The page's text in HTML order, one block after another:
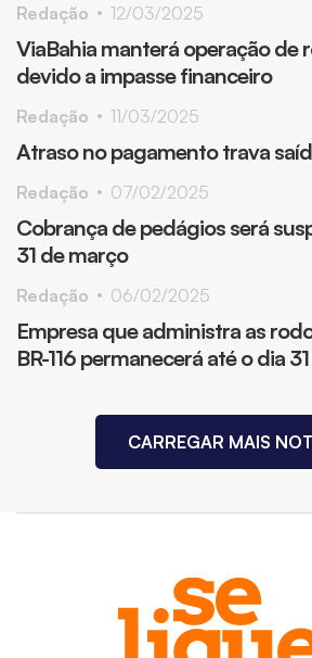
ViaBahia manterá operação de
devido a impasse financeiro
Redação 12/03/2025
Atraso no pagamento trava
Redação 11/03/2025
Cobrança de pedágios será
31 de março
Redação 07/02/2025
Empresa que administra as
BR-116 permanecerá até o dia
Redação 06/02/2025
CARREGAR MAIS